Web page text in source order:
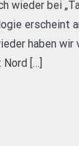
wieder bei
erscheint
haben wir
[…]